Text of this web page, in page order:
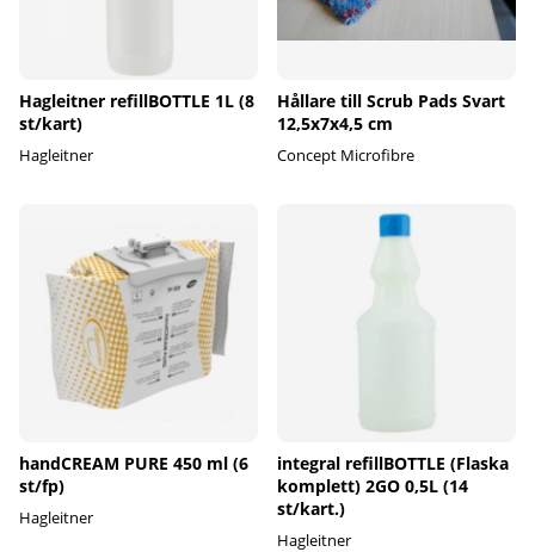
Hagleitner refillBOTTLE 1L (8
st/kart)
Hagleitner
Hållare till Scrub Pads Svart
12,5x7x4,5 cm
Concept Microfibre
handCREAM PURE 450 ml (6
st/fp)
Hagleitner
integral refillBOTTLE (Flaska
komplett) 2GO 0,5L (14
st/kart.)
Hagleitner